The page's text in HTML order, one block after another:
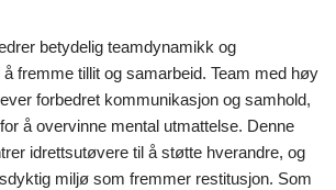
betydelig teamdynamikk og
fremme tillit og samarbeid. Team med høy
forbedret kommunikasjon og samhold,
å overvinne mental utmattelse. Denne
idrettsutøvere til å støtte hverandre, og
miljø som fremmer restitusjon. Som